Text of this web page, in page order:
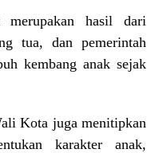
merupakan hasil dari
tua, dan pemerintah
kembang anak sejak
Kota juga menitipkan
karakter anak,